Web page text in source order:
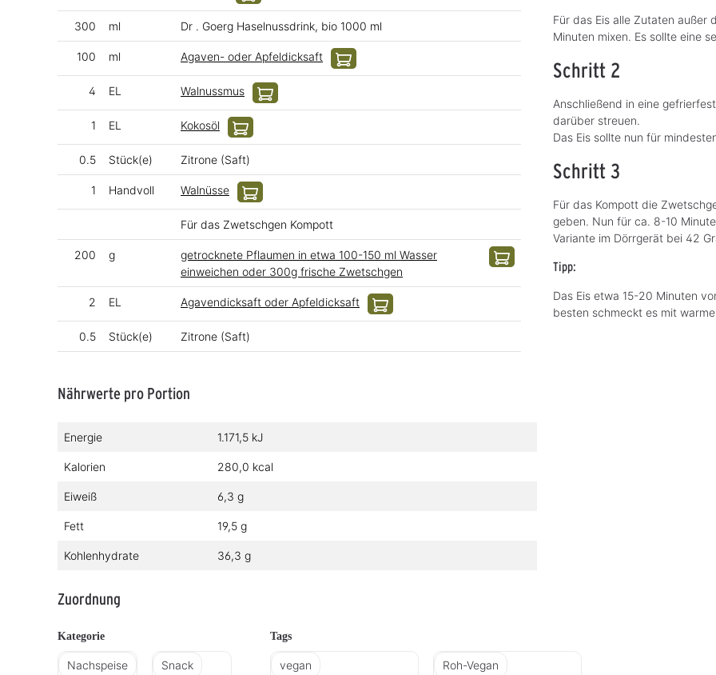
300 ml Dr . Goerg Haselnussdrink, bio 1000 ml
100 ml Agaven- oder Apfeldicksaft
4 EL Walnussmus
1 EL Kokosöl
0.5 Stück(e) Zitrone (Saft)
1 Handvoll Walnüsse
Für das Zwetschgen Kompott
200 g
getrocknete Pflaumen in etwa 100-150 ml Wasser
einweichen oder 300g frische Zwetschgen
2 EL Agavendicksaft oder Apfeldicksaft
0.5 Stück(e) Zitrone (Saft)
Für das Eis alle Zutaten außer
Minuten mixen. Es sollte eine
Schritt 2
Anschließend in eine
darüber streuen.
Das Eis sollte nun für
Schritt 3
Für das Kompott die
geben. Nun für ca. 8-10
Variante im Dörrgerät bei 42
Tipp:
Das Eis etwa 15-20 Minuten
besten schmeckt es mit
Nährwerte pro Portion
Energie 1.171,5 kJ
Kalorien 280,0 kcal
Eiweiß 6,3 g
Fett 19,5 g
Kohlenhydrate 36,3 g
Zuordnung
Kategorie
Nachspeise Snack
Tags
vegan Roh-Vegan